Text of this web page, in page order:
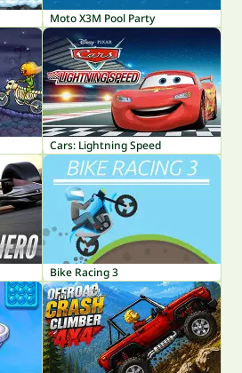
Moto X3M Pool Party
Cars: Lightning Speed
Bike Racing 3